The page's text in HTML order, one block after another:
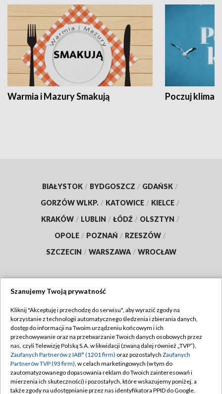
Warmia i Mazury Smakują Poczuj klimat
BIAŁYSTOK / BYDGOSZCZ / GDAŃSK /
GORZÓW WLKP. / KATOWICE / KIELCE /
KRAKÓW / LUBLIN / ŁÓDŹ / OLSZTYN /
OPOLE / POZNAŃ / RZESZÓW /
SZCZECIN / WARSZAWA / WROCŁAW
TVP
Abonament TVP
Emisja w TVP
Centrum informacji TVP
Naziemna Telewizja Cyfrowa
Regulamin TVP
Polityka prywatności
Moje zgody
Pomoc
Szanujemy Twoją prywatność
Kliknij "Akceptuję i przechodzę do serwisu", aby wyrazić zgody na
korzystanie z technologii automatycznego śledzenia i zbierania danych,
dostęp do informacji na Twoim urządzeniu końcowym i ich
przechowywanie oraz na przetwarzanie Twoich danych osobowych przez
nas, czyli Telewizję Polską S.A. w likwidacji (zwaną dalej również „TVP”),
Zaufanych Partnerów z IAB* (1201 firm) oraz pozostałych Zaufanych
Partnerów TVP (93 firm), w celach marketingowych (w tym do
zautomatyzowanego dopasowania reklam do Twoich zainteresowań i
mierzenia ich skuteczności) i pozostałych, które wskazujemy poniżej, a
także zgody na udostępnianie przez nas identyfikatora PPID do Google.